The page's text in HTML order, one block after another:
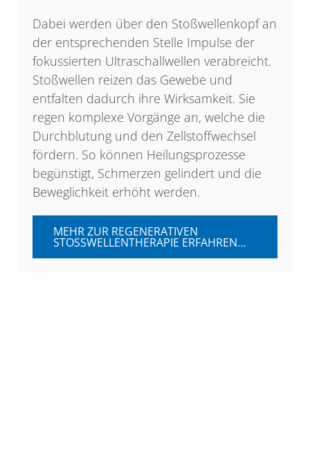
Dabei werden über den Stoßwellenkopf an
der entsprechenden Stelle Impulse der
fokussierten Ultraschallwellen verabreicht.
Stoßwellen reizen das Gewebe und
entfalten dadurch ihre Wirksamkeit. Sie
regen komplexe Vorgänge an, welche die
Durchblutung und den Zellstoffwechsel
fördern. So können Heilungsprozesse
begünstigt, Schmerzen gelindert und die
Beweglichkeit erhöht werden.
MEHR ZUR REGENERATIVEN
STOSSWELLENTHERAPIE ERFAHREN…